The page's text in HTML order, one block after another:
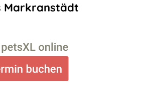
Markranstädt